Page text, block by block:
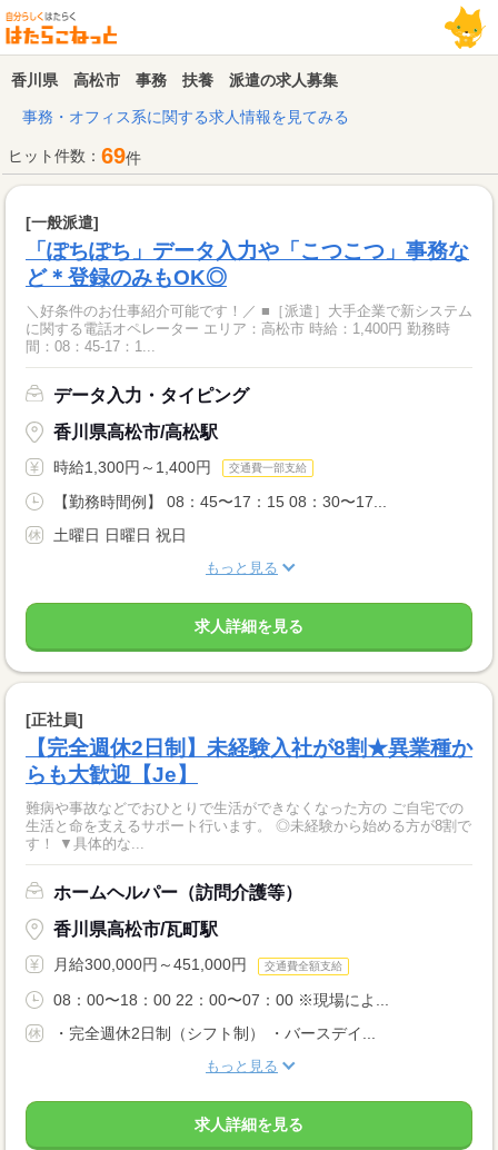
香川県 高松市 事務 扶養 派遣の求人募集
事務・オフィス系に関する求人情報を見てみる
ヒット件数： 69件
[一般派遣]
「ぽちぽち」データ入力や「こつこつ」事務な
ど＊登録のみもOK◎
＼好条件のお仕事紹介可能です！／ ■［派遣］大手企業で新システム
に関する電話オペレーター エリア：高松市 時給：1,400円 勤務時
間：08：45-17：1...
データ入力・タイピング
香川県高松市/高松駅
時給1,300円～1,400円 交通費一部支給
【勤務時間例】 08：45〜17：15 08：30〜17...
土曜日 日曜日 祝日
もっと見る
求人詳細を見る
[正社員]
【完全週休2日制】未経験入社が8割★異業種か
らも大歓迎【Je】
難病や事故などでおひとりで生活ができなくなった方の ご自宅での
生活と命を支えるサポート行います。 ◎未経験から始める方が8割で
す！ ▼具体的な...
ホームヘルパー（訪問介護等）
香川県高松市/瓦町駅
月給300,000円～451,000円 交通費全額支給
08：00〜18：00 22：00〜07：00 ※現場によ...
・完全週休2日制（シフト制） ・バースデイ...
もっと見る
求人詳細を見る